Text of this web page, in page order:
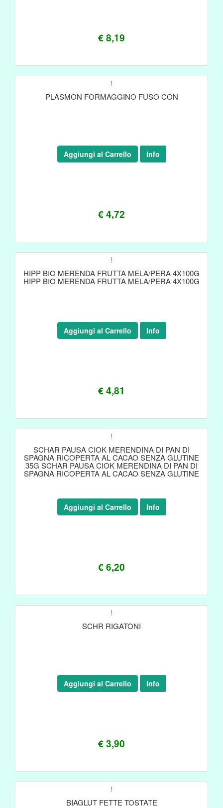
€ 8,19
!
PLASMON FORMAGGINO FUSO CON
€ 4,72
Aggiungi al Carrello Info
!
HIPP BIO MERENDA FRUTTA MELA/PERA 4X100G
HIPP BIO MERENDA FRUTTA MELA/PERA 4X100G
€ 4,81
Aggiungi al Carrello Info
!
SCHAR PAUSA CIOK MERENDINA DI PAN DI
SPAGNA RICOPERTA AL CACAO SENZA GLUTINE
35G SCHAR PAUSA CIOK MERENDINA DI PAN DI
SPAGNA RICOPERTA AL CACAO SENZA GLUTINE
€ 6,20
Aggiungi al Carrello Info
!
SCHR RIGATONI
€ 3,90
Aggiungi al Carrello Info
!
BIAGLUT FETTE TOSTATE